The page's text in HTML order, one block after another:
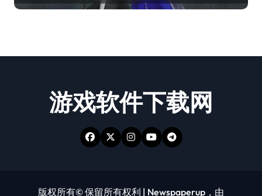
游戏软件下载网
版权所有© 保留所有权利 | Newspaperup ，由